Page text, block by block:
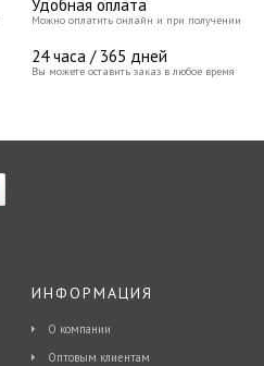
Удобная оплата
Можно оплатить онлайн и при получении
24 часа / 365 дней
Вы можете оставить заказ в любое время
ИНФОРМАЦИЯ
О компании
Оптовым клиентам